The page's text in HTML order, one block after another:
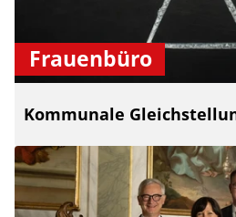
Frauenbüro
Kommunale